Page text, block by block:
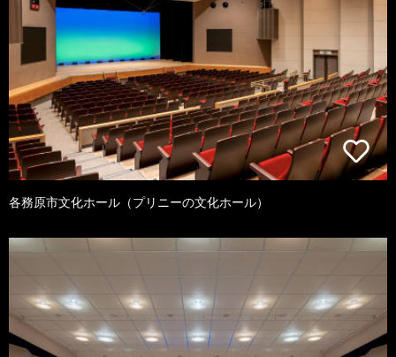
各務原市文化ホール（プリニーの文化ホール）